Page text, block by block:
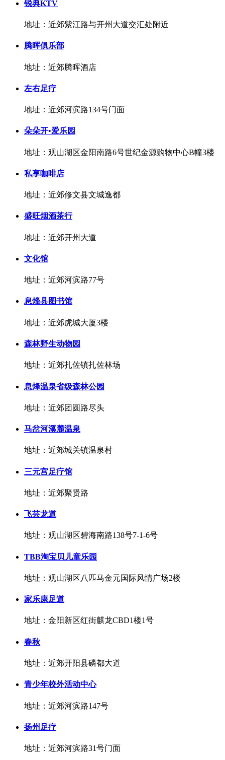
锐典KTV
地址：近郊紫江路与开州大道交汇处附近
腾晖俱乐部
地址：近郊腾晖酒店
左右足疗
地址：近郊河滨路134号门面
朵朵开•爱乐园
地址：观山湖区金阳南路6号世纪金源购物中心B幢3楼
私享咖啡店
地址：近郊修文县文城逸都
盛旺烟酒茶行
地址：近郊开州大道
文化馆
地址：近郊河滨路77号
息烽县图书馆
地址：近郊虎城大厦3楼
森林野生动物园
地址：近郊扎佐镇扎佐林场
息烽温泉省级森林公园
地址：近郊团圆路尽头
马岔河溪麓温泉
地址：近郊城关镇温泉村
三元宫足疗馆
地址：近郊聚贤路
飞芸龙道
地址：观山湖区碧海南路138号7-1-6号
TBB淘宝贝儿童乐园
地址：观山湖区八匹马金元国际风情广场2楼
家乐康足道
地址：金阳新区红街麒龙CBD1楼1号
春秋
地址：近郊开阳县磷都大道
青少年校外活动中心
地址：近郊河滨路147号
扬州足疗
地址：近郊河滨路31号门面